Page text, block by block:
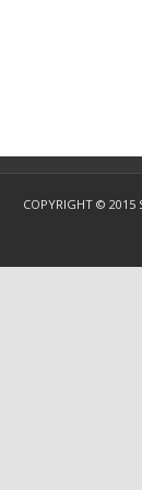
COPYRIGHT © 2015